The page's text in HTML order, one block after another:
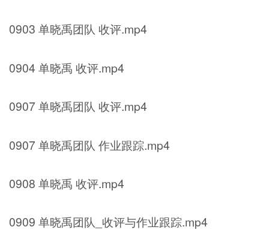
0903 单晓禹团队 收评.mp4
0904 单晓禹 收评.mp4
0907 单晓禹团队 收评.mp4
0907 单晓禹团队 作业跟踪.mp4
0908 单晓禹 收评.mp4
0909 单晓禹团队_收评与作业跟踪.mp4